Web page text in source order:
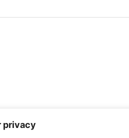
privacy